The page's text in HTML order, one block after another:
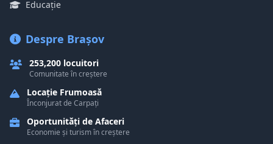
Educație
Despre Brașov
253,200 locuitori
Comunitate în creștere
Locație Frumoasă
Înconjurat de Carpați
Oportunități de Afaceri
Economie și turism în creștere